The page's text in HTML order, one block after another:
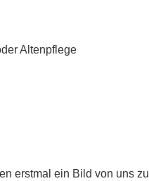
Altenpflege
erstmal ein Bild von uns zu